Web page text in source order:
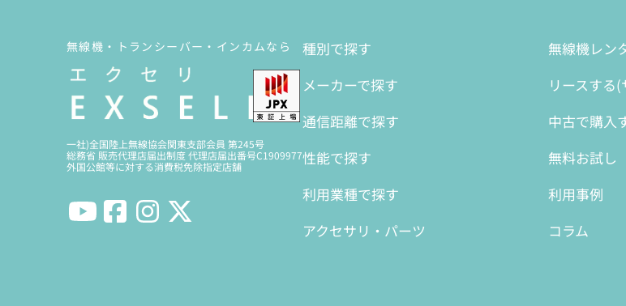
無線機・トランシーバー・インカムなら
一社)全国陸上無線協会関東支部会員 第245号
総務省 販売代理店届出制度 代理店届出番号C1909977
外国公館等に対する消費税免除指定店舗
種別で探す
メーカーで探す
通信距離で探す
性能で探す
利用業種で探す
アクセサリ・パーツ
無線機レン
リースする
中古で購入
無料お試し
利用事例
コラム